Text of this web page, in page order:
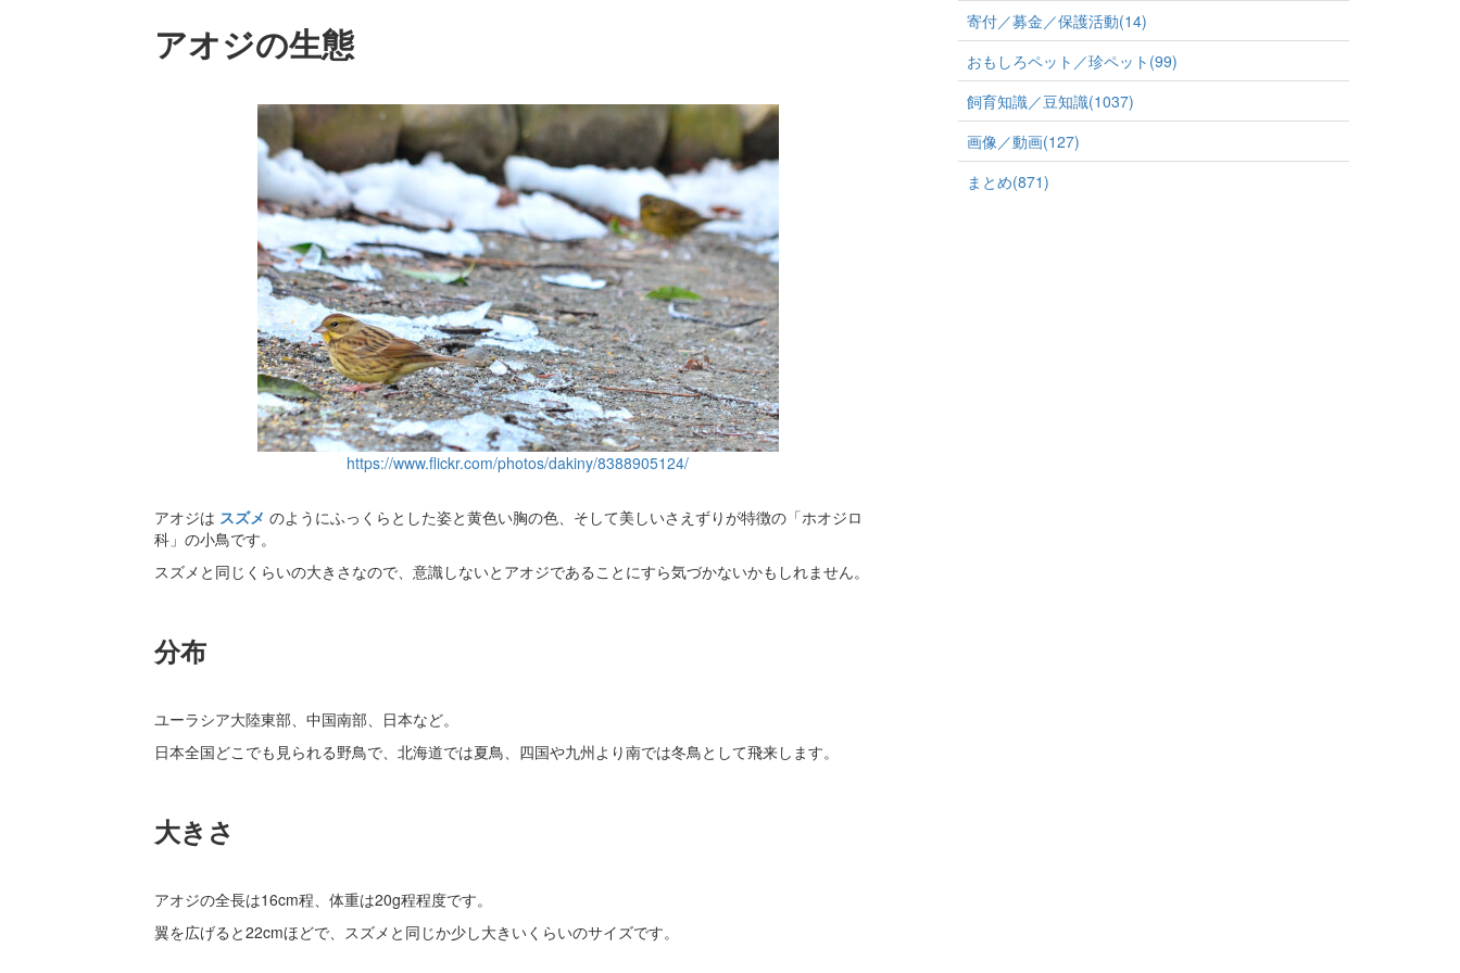
アオジの生態
https://www.flickr.com/photos/dakiny/8388905124/
アオジは スズメ のようにふっくらとした姿と黄色い胸の色、そして美しいさえずりが特徴の「ホオジロ
科」の小鳥です。
スズメと同じくらいの大きさなので、意識しないとアオジであることにすら気づかないかもしれません。
分布
ユーラシア大陸東部、中国南部、日本など。
日本全国どこでも見られる野鳥で、北海道では夏鳥、四国や九州より南では冬鳥として飛来します。
大きさ
アオジの全長は16cm程、体重は20g程程度です。
翼を広げると22cmほどで、スズメと同じか少し大きいくらいのサイズです。
寄付／募金／保護活動(14)
おもしろペット／珍ペット(99)
飼育知識／豆知識(1037)
画像／動画(127)
まとめ(871)